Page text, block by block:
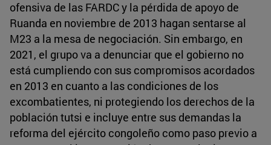
ofensiva de las FARDC y la pérdida de apoyo de
Ruanda en noviembre de 2013 hagan sentarse al
M23 a la mesa de negociación. Sin embargo, en
2021, el grupo va a denunciar que el gobierno no
está cumpliendo con sus compromisos acordados
en 2013 en cuanto a las condiciones de los
excombatientes, ni protegiendo los derechos de la
población tutsi e incluye entre sus demandas la
reforma del ejército congoleño como paso previo a